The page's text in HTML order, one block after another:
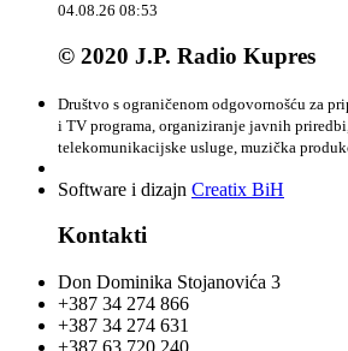
04.08.26 08:53
© 2020 J.P. Radio Kupres
Društvo s ograničenom odgovornošću za
i TV programa, organiziranje javnih
telekomunikacijske usluge, muzička
Software i dizajn Creatix BiH
Kontakti
Don Dominika Stojanovića 3
+387 34 274 866
+387 34 274 631
+387 63 720 240